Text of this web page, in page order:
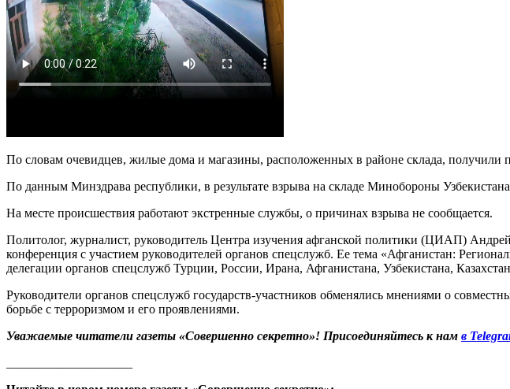
По словам очевидцев, жилые дома и магазины, расположенных в районе склада, получили
По данным Минздрава республики, в результате взрыва на складе Минобороны
На месте происшествия работают экстренные службы, о причинах взрыва не сообщается.
Политолог, журналист, руководитель Центра изучения афганской политики (ЦИАП)
конференция с участием руководителей органов спецслужб. Ее тема «Афганистан:
делегации органов спецслужб Турции, России, Ирана, Афганистана, Узбекистана,
Руководители органов спецслужб государств-участников обменялись мнениями о
борьбе с терроризмом и его проявлениями.
Уважаемые читатели газеты «Совершенно секретно»! Присоединяйтесь к нам в